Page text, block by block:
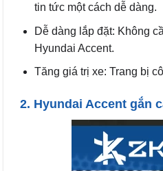
tin tức một cách dễ dàng.
Dễ dàng lắp đặt: Không
Hyundai Accent.
Tăng giá trị xe: Trang bị
2. Hyundai Accent gắn